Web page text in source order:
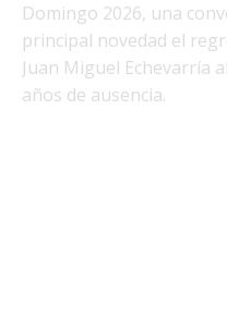
Domingo 2026, una
principal novedad el
Juan Miguel Echevarría
años de ausencia.